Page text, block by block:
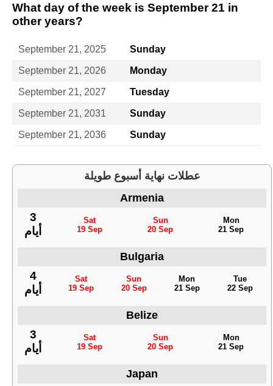
What day of the week is September 21 in
other years?
September 21, 2025 Sunday
September 21, 2026 Monday
September 21, 2027 Tuesday
September 21, 2031 Sunday
September 21, 2036 Sunday
عطلات نهاية أسبوع طويلة
Armenia
3
أيام
Sat
19 Sep
Sun
20 Sep
Mon
21 Sep
Bulgaria
4
أيام
Sat
19 Sep
Sun
20 Sep
Mon
21 Sep
Tue
22 Sep
Belize
3
أيام
Sat
19 Sep
Sun
20 Sep
Mon
21 Sep
Japan